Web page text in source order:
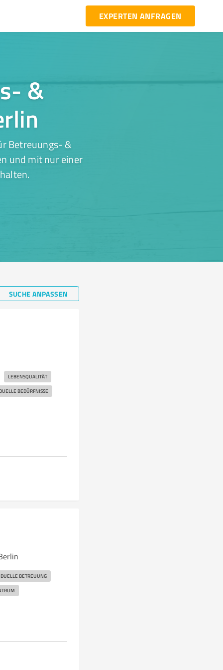
EXPERTEN ANFRAGEN
&
Betreuungs- &
und mit nur einer
SUCHE ANPASSEN
LEBENSQUALITÄT
BEDÜRFNISSE
BETREUUNG